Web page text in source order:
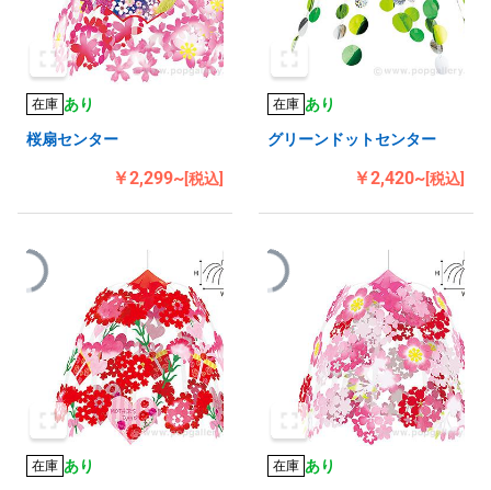
在庫 あり
桜扇センター
￥2,299~[税込]
在庫 あり
グリーンドットセンター
￥2,420~[税込]
在庫 あり
在庫 あり